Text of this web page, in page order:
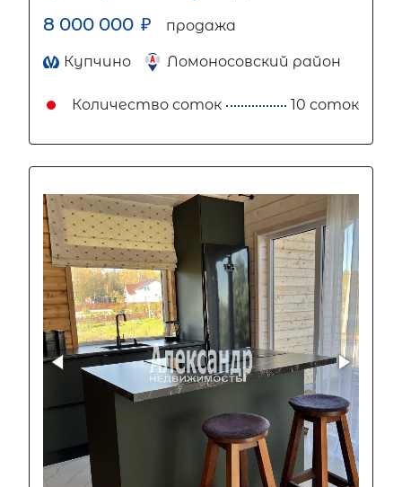
8 000 000 ₽ продажа
Купчино Ломоносовский район
Количество соток 10 соток